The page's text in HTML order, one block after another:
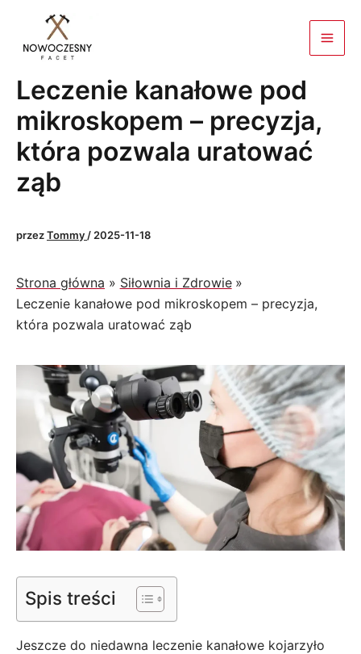
treści
Leczenie kanałowe pod
mikroskopem – precyzja,
która pozwala uratować
ząb
przezTommy/2025-11-18
Strona główna
Siłownia i Zdrowie
Leczenie kanałowe pod mikroskopem – precyzja,
która pozwala uratować ząb
Spis treści
Jeszcze do niedawna leczenie kanałowe kojarzyło